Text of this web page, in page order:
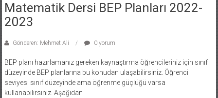
Matematik Dersi BEP Planları 2022-
2023
Gönderen: Mehmet Ali 0 yorum
BEP planı hazırlamanız gereken kaynaştırma öğrencileriniz için sınıf
düzeyinde BEP planlarına bu konudan ulaşabilirsiniz. Öğrenci
seviyesi sınıf düzeyinde ama öğrenme güçlüğü varsa
kullanabilirsiniz. Aşağıdan